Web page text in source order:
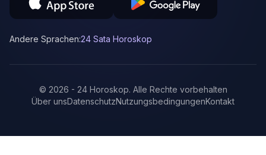
Andere Sprachen:24 Sata Horoskop
© 2026 - 24 Horoskop. Alle Rechte vorbehalten
Über unsDatenschutzNutzungsbedingungenKontakt